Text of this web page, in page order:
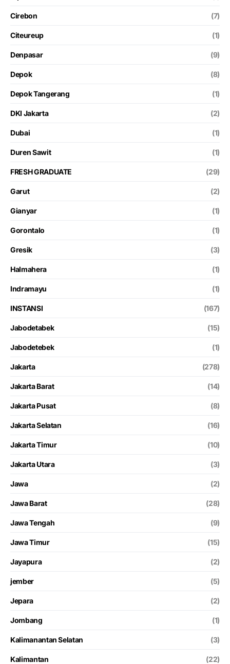
Cirebon (7)
Citeureup (1)
Denpasar (9)
Depok (8)
Depok Tangerang (1)
DKI Jakarta (2)
Dubai (1)
Duren Sawit (1)
FRESH GRADUATE (29)
Garut (2)
Gianyar (1)
Gorontalo (1)
Gresik (3)
Halmahera (1)
Indramayu (1)
INSTANSI (167)
Jabodetabek (15)
Jabodetebek (1)
Jakarta (278)
Jakarta Barat (14)
Jakarta Pusat (8)
Jakarta Selatan (16)
Jakarta Timur (10)
Jakarta Utara (3)
Jawa (2)
Jawa Barat (28)
Jawa Tengah (9)
Jawa Timur (15)
Jayapura (2)
jember (5)
Jepara (2)
Jombang (1)
Kalimanantan Selatan (3)
Kalimantan (22)